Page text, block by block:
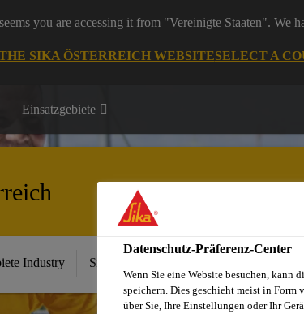
you are accessing it from "Vereinigte Staaten". We
SIKA ÖSTERREICH WEBSITESELECT A
Einsatzgebiete
Industry Sika im Handel
Datenschutz-Präferenz-Center
Wenn Sie eine Website besuchen, kann
speichern. Dies geschieht meist in
über Sie, Ihre Einstellungen oder Ihr